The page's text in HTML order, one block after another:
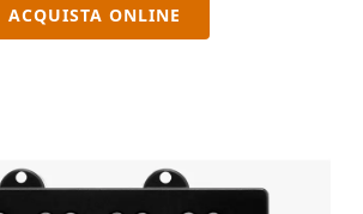
ACQUISTA ONLINE